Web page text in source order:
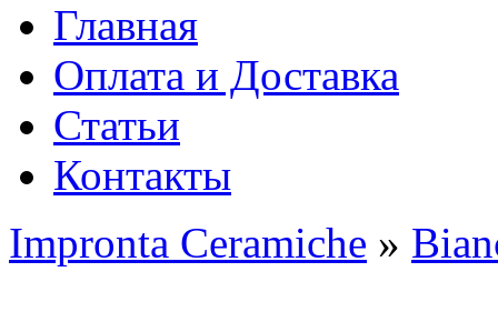
Главная
Оплата и Доставка
Статьи
Контакты
Impronta Ceramiche »